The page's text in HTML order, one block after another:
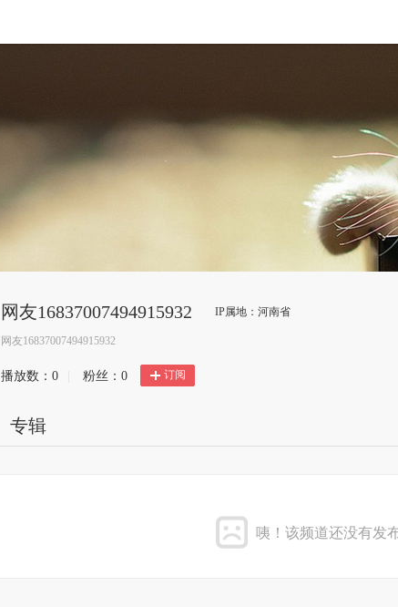
网友16837007494915932 IP属地：河南省
网友16837007494915932
播放数： 0 粉丝： 0 订阅
专辑
咦！该频道还没有发